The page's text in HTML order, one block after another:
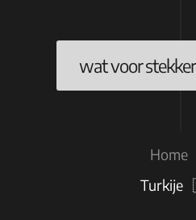
wat voor
Home